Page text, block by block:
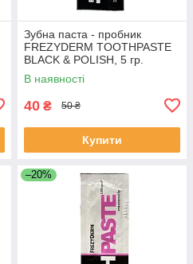
Зубна паста - пробник
FREZYDERM TOOTHPASTE
BLACK & POLISH, 5 гр.
В наявності
40 ₴ 50 ₴
Купити
–20%